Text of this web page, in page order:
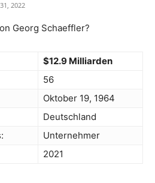
2022
Georg Schaeffler?
$12.9 Milliarden
56
Oktober 19, 1964
Deutschland
Unternehmer
2021